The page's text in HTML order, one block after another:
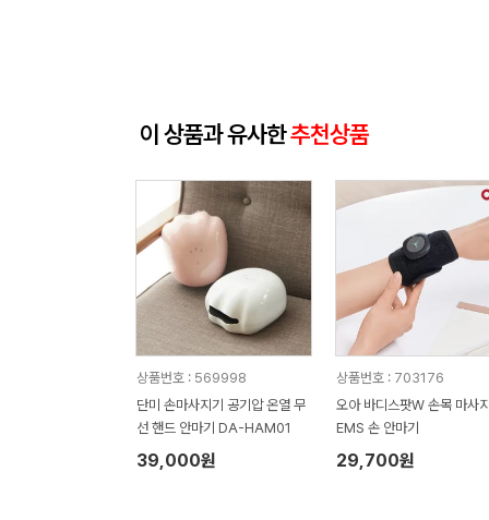
이 상품과 유사한추천상품
상품번호 : 569998
단미 손마사지기 공기압 온열 무
선 핸드 안마기 DA-HAM01
39,000원
상품번호 : 703176
오아 바디스팟W 손목 마사
EMS 손 안마기
29,700원